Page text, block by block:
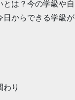
は？今の学級や自
日からできる学級が
り